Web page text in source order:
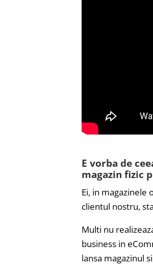
E vorba de
magazin fizic
Ei, in magazinele
clientul nostru,
Multi nu
business in
lansa magazinul